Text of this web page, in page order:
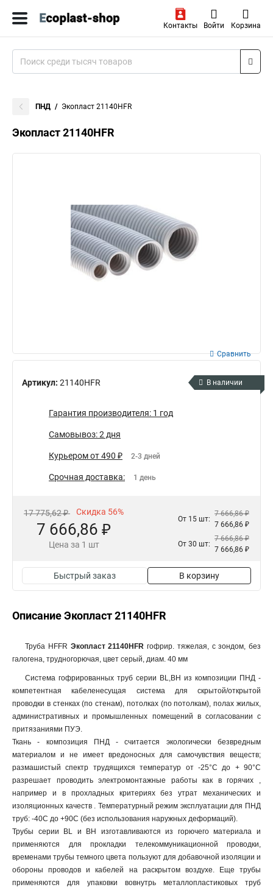
Контакты Войти Корзина
ПНД Экопласт 21140HFR
Экопласт 21140HFR
Артикул: 21140HFR
Сравнить
В наличии
Гарантия производителя: 1 год
Самовывоз: 2 дня
Курьером от 490 ₽ 2-3 дней
Срочная доставка: 1 день
17 775,62 ₽ Скидка 56%
7 666,86 ₽
Цена за 1 шт
От 15 шт:
7 666,86 ₽
7 666,86 ₽
От 30 шт:
7 666,86 ₽
7 666,86 ₽
Быстрый заказ В корзину
Описание Экопласт 21140HFR
Труба HFFR Экопласт 21140HFR гофрир. тяжелая, с зондом, без
галогена, трудногорючая, цвет серый, диам. 40 мм
Система гофрированных труб серии BL,BH из композиции ПНД -
компетентная кабеленесущая система для скрытой/открытой
проводки в стенках (по стенам), потолках (по потолкам), полах жилых,
административных и промышленных помещений в согласовании с
притязаниями ПУЭ.
Ткань - композиция ПНД - считается экологически безвредным
материалом и не имеет вредоносных для самочувствия веществ;
размашистый спектр трудящихся температур от -25°С до + 90°С
разрешает проводить электромонтажные работы как в горячих ,
например и в прохладных критериях без утрат механических и
изоляционных качеств . Температурный режим эксплуатации для ПНД
труб: -40C до +90С (без использования наружных деформаций).
Трубы серии BL и BH изготавливаются из горючего материала и
применяются для прокладки телекоммуникационной проводки,
временами трубы темного цвета пользуют для добавочной изоляции и
обороны проводов и кабелей на раскрытом воздухе. Еще трубы
применяются для упаковки вовнутрь металлопластиковых труб